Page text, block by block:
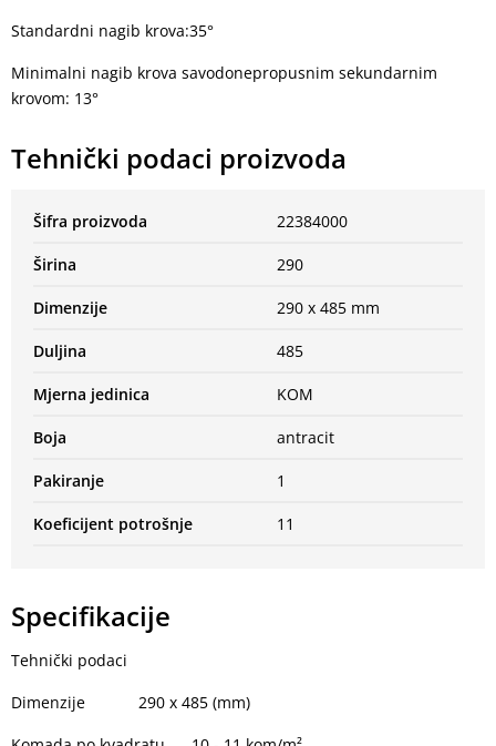
Standardni nagib krova:35°
Minimalni nagib krova savodonepropusnim sekundarnim
krovom: 13°
Tehnički podaci proizvoda
Šifra proizvoda 22384000
Širina 290
Dimenzije 290 x 485 mm
Duljina 485
Mjerna jedinica KOM
Boja antracit
Pakiranje 1
Koeficijent potrošnje 11
Specifikacije
Tehnički podaci
Dimenzije
290 x 485 (mm)